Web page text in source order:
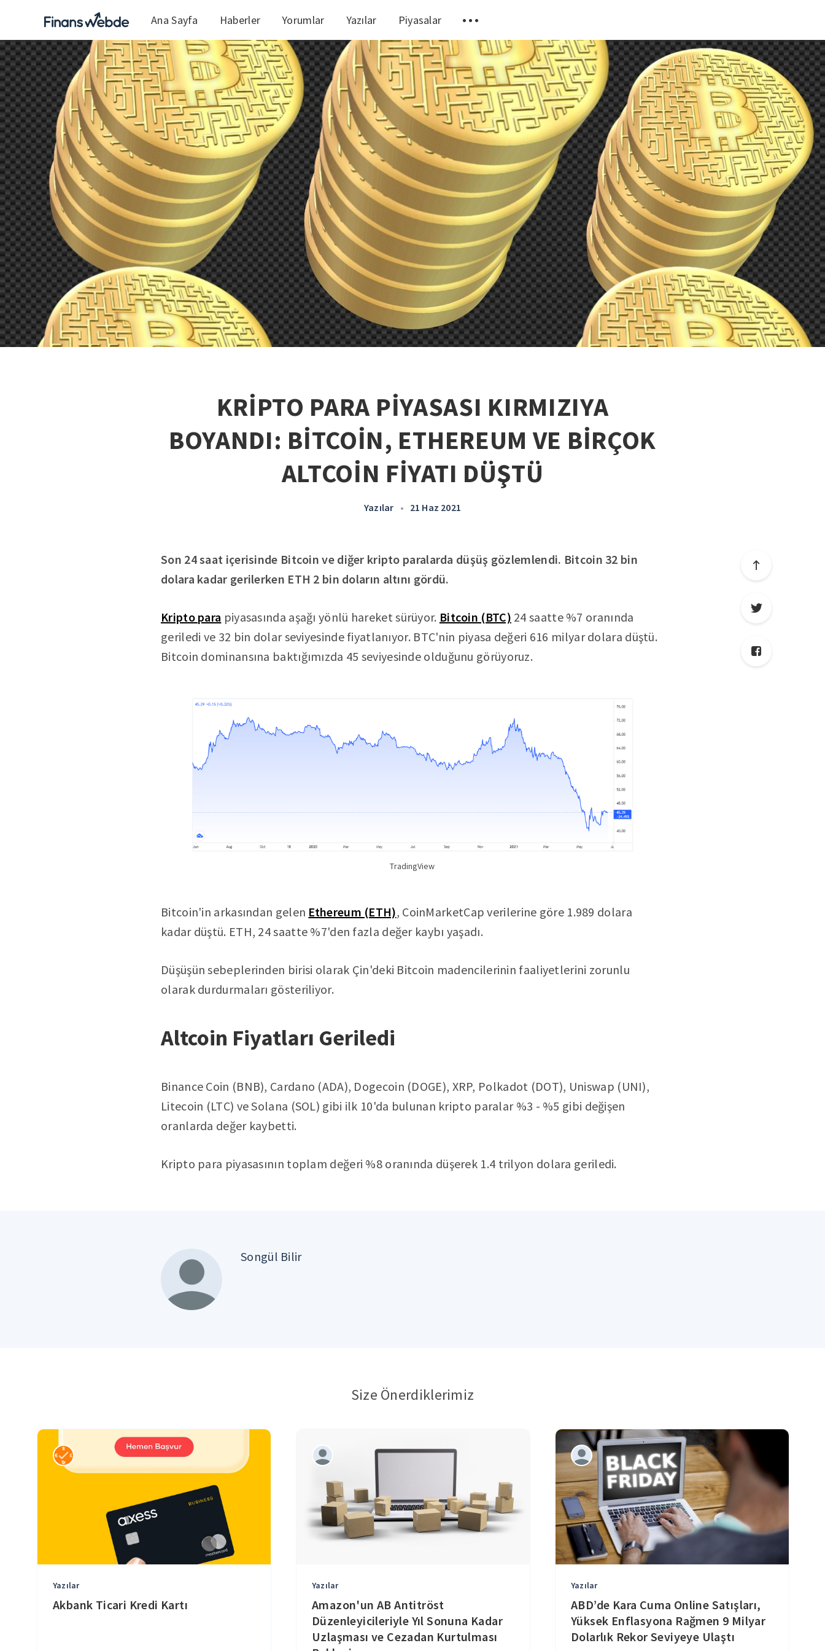
Ana Sayfa Haberler Yorumlar Yazılar Piyasalar
KRİPTO PARA PİYASASI KIRMIZIYA
BOYANDI: BİTCOİN, ETHEREUM VE BİRÇOK
ALTCOİN FİYATI DÜŞTÜ
Yazılar • 21 Haz 2021
Son 24 saat içerisinde Bitcoin ve diğer kripto paralarda düşüş gözlemlendi. Bitcoin 32 bin
dolara kadar gerilerken ETH 2 bin doların altını gördü.
Kripto para piyasasında aşağı yönlü hareket sürüyor. Bitcoin (BTC) 24 saatte %7 oranında
geriledi ve 32 bin dolar seviyesinde fiyatlanıyor. BTC'nin piyasa değeri 616 milyar dolara düştü.
Bitcoin dominansına baktığımızda 45 seviyesinde olduğunu görüyoruz.
TradingView
Bitcoin'in arkasından gelen Ethereum (ETH), CoinMarketCap verilerine göre 1.989 dolara
kadar düştü. ETH, 24 saatte %7'den fazla değer kaybı yaşadı.
Düşüşün sebeplerinden birisi olarak Çin'deki Bitcoin madencilerinin faaliyetlerini zorunlu
olarak durdurmaları gösteriliyor.
Altcoin Fiyatları Geriledi
Binance Coin (BNB), Cardano (ADA), Dogecoin (DOGE), XRP, Polkadot (DOT), Uniswap (UNI),
Litecoin (LTC) ve Solana (SOL) gibi ilk 10'da bulunan kripto paralar %3 - %5 gibi değişen
oranlarda değer kaybetti.
Kripto para piyasasının toplam değeri %8 oranında düşerek 1.4 trilyon dolara geriledi.
Songül Bilir
Size Önerdiklerimiz
Yazılar
Akbank Ticari Kredi Kartı
Yazılar
Amazon'un AB Antitröst
Düzenleyicileriyle Yıl Sonuna Kadar
Uzlaşması ve Cezadan Kurtulması
Yazılar
ABD’de Kara Cuma Online Satışları,
Yüksek Enflasyona Rağmen 9 Milyar
Dolarlık Rekor Seviyeye Ulaştı